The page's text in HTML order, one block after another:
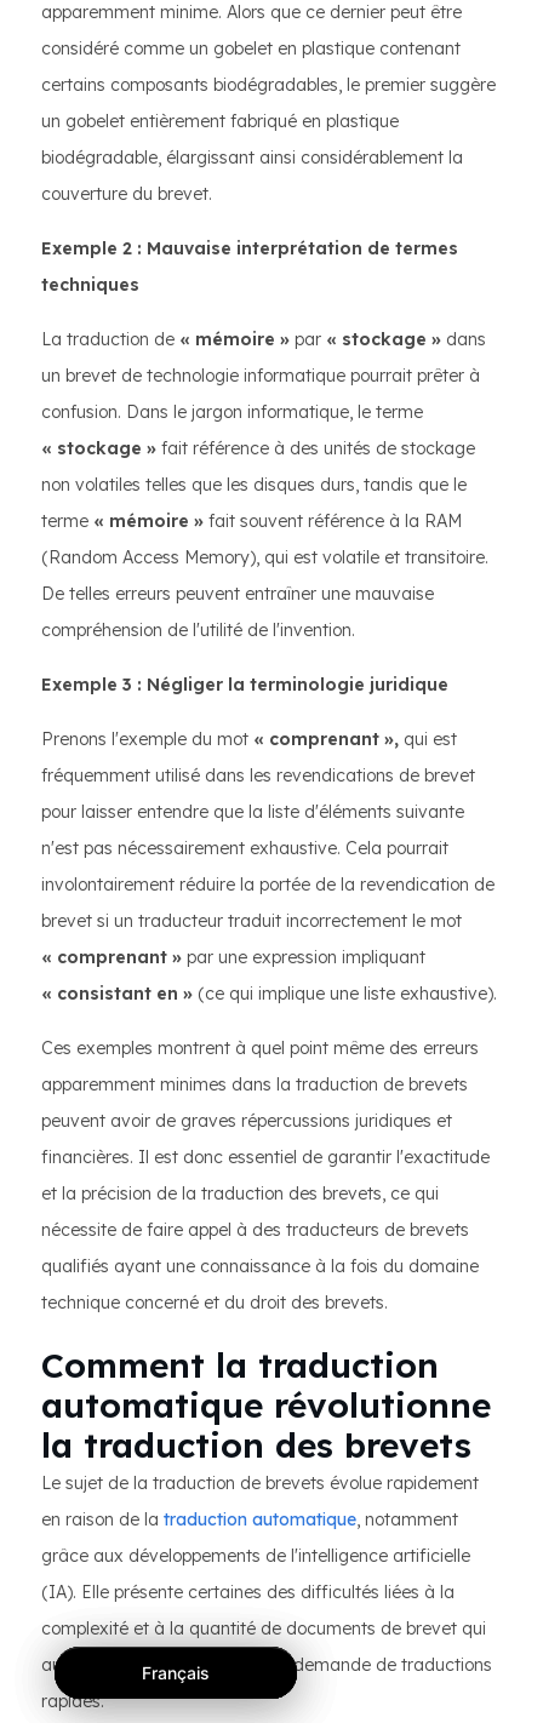
apparemment minime. Alors que ce dernier peut être
considéré comme un gobelet en plastique contenant
certains composants biodégradables, le premier suggère
un gobelet entièrement fabriqué en plastique
biodégradable, élargissant ainsi considérablement la
couverture du brevet.
Exemple 2 : Mauvaise interprétation de termes
techniques
La traduction de « mémoire » par « stockage » dans
un brevet de technologie informatique pourrait prêter à
confusion. Dans le jargon informatique, le terme
« stockage » fait référence à des unités de stockage
non volatiles telles que les disques durs, tandis que le
terme « mémoire » fait souvent référence à la RAM
(Random Access Memory), qui est volatile et transitoire.
De telles erreurs peuvent entraîner une mauvaise
compréhension de l'utilité de l'invention.
Exemple 3 : Négliger la terminologie juridique
Prenons l'exemple du mot « comprenant », qui est
fréquemment utilisé dans les revendications de brevet
pour laisser entendre que la liste d'éléments suivante
n'est pas nécessairement exhaustive. Cela pourrait
involontairement réduire la portée de la revendication de
brevet si un traducteur traduit incorrectement le mot
« comprenant » par une expression impliquant
« consistant en » (ce qui implique une liste exhaustive).
Ces exemples montrent à quel point même des erreurs
apparemment minimes dans la traduction de brevets
peuvent avoir de graves répercussions juridiques et
financières. Il est donc essentiel de garantir l'exactitude
et la précision de la traduction des brevets, ce qui
nécessite de faire appel à des traducteurs de brevets
qualifiés ayant une connaissance à la fois du domaine
technique concerné et du droit des brevets.
Comment la traduction
automatique révolutionne
la traduction des brevets
Le sujet de la traduction de brevets évolue rapidement
en raison de la traduction automatique, notamment
grâce aux développements de l'intelligence artificielle
(IA). Elle présente certaines des difficultés liées à la
complexité et à la quantité de documents de brevet qui
augmentent parallèlement à la demande de traductions
rapides.
Français
Français
Français